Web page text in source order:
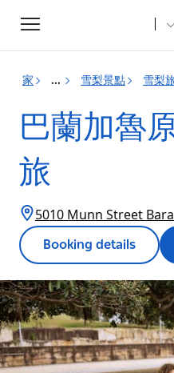
Toggle
navigation
家 ... 雪梨景點 雪梨
巴蘭加魯
旅
5010 Munn Street
Booking details